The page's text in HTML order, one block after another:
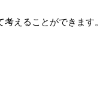
えることができます。